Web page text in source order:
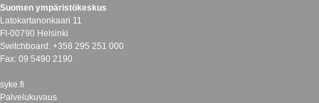
Suomen ympäristökeskus
Latokartanonkaari 11
FI-00790 Helsinki
Switchboard: +358 295 251 000
Fax: 09 5490 2190
syke.fi
Palvelukuvaus